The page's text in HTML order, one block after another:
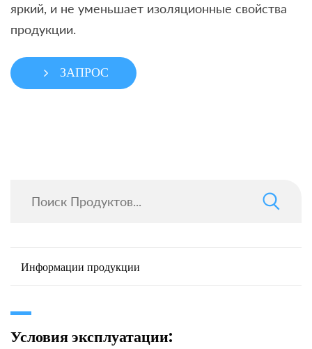
яркий, и не уменьшает изоляционные свойства
продукции.
ЗАПРОС
Информации продукции
Условия эксплуатации: